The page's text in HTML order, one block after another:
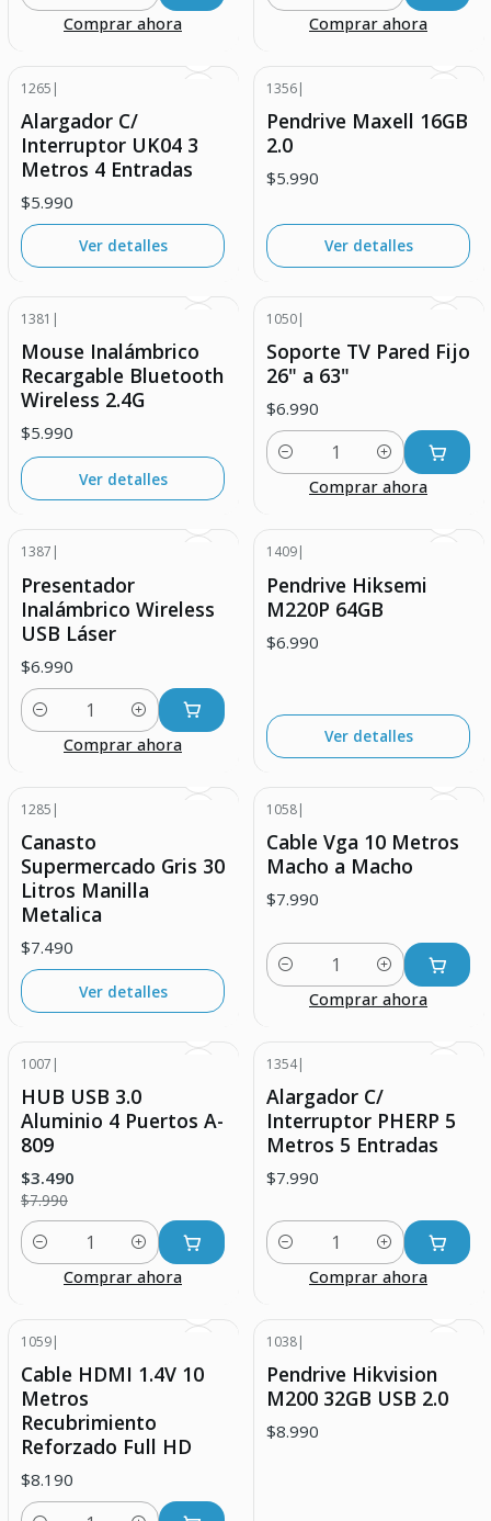
Comprar ahora
Comprar ahora
1265 |
Alargador C/
Interruptor UK04 3
Metros 4 Entradas
$5.990
Ver detalles
1356|
Pendrive Maxell 16GB
2.0
$5.990
Ver detalles
1381 |
Mouse Inalámbrico
Recargable Bluetooth
Wireless 2.4G
$5.990
Ver detalles
1050|
Soporte TV Pared Fijo
26" a 63"
$6.990
Cantidad
Comprar ahora
1387 |
Presentador
Inalámbrico Wireless
USB Láser
$6.990
Cantidad
Comprar ahora
1409|
Pendrive Hiksemi
M220P 64GB
$6.990
Ver detalles
1285 |
Canasto
Supermercado Gris 30
Litros Manilla
Metalica
$7.490
Ver detalles
1058|
Cable Vga 10 Metros
Macho a Macho
$7.990
Cantidad
Comprar ahora
1007 |
HUB USB 3.0
Aluminio 4 Puertos A-
809
$3.490
$7.990
Cantidad
Comprar ahora
1354|
Alargador C/
Interruptor PHERP 5
Metros 5 Entradas
$7.990
Cantidad
Comprar ahora
1059|
Cable HDMI 1.4V 10
Metros
Recubrimiento
Reforzado Full HD
$8.190
1038|
Pendrive Hikvision
M200 32GB USB 2.0
$8.990